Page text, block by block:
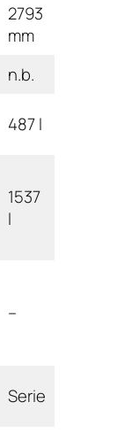
2793
mm
n.b.
487 l
1537
l
–
Serie